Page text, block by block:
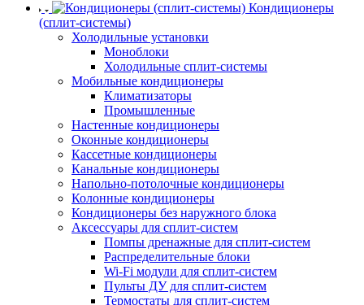
Кондиционеры
(сплит-системы)
Холодильные установки
Моноблоки
Холодильные сплит-системы
Мобильные кондиционеры
Климатизаторы
Промышленные
Настенные кондиционеры
Оконные кондиционеры
Кассетные кондиционеры
Канальные кондиционеры
Напольно-потолочные кондиционеры
Колонные кондиционеры
Кондиционеры без наружного блока
Аксессуары для сплит-систем
Помпы дренажные для сплит-систем
Распределительные блоки
Wi-Fi модули для сплит-систем
Пульты ДУ для сплит-систем
Термостаты для сплит-систем